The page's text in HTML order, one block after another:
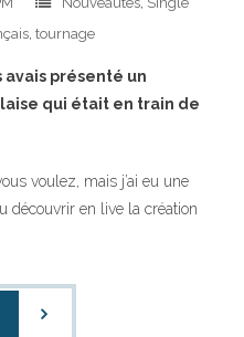
, tournage
avais présenté un
qui était en train de
voulez, mais j’ai eu une
découvrir en live la création